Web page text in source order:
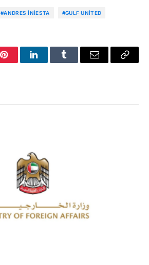
#ANDRES İNIESTA #GULF UNITED
PinterestLinkedInTumblr Email
Copy